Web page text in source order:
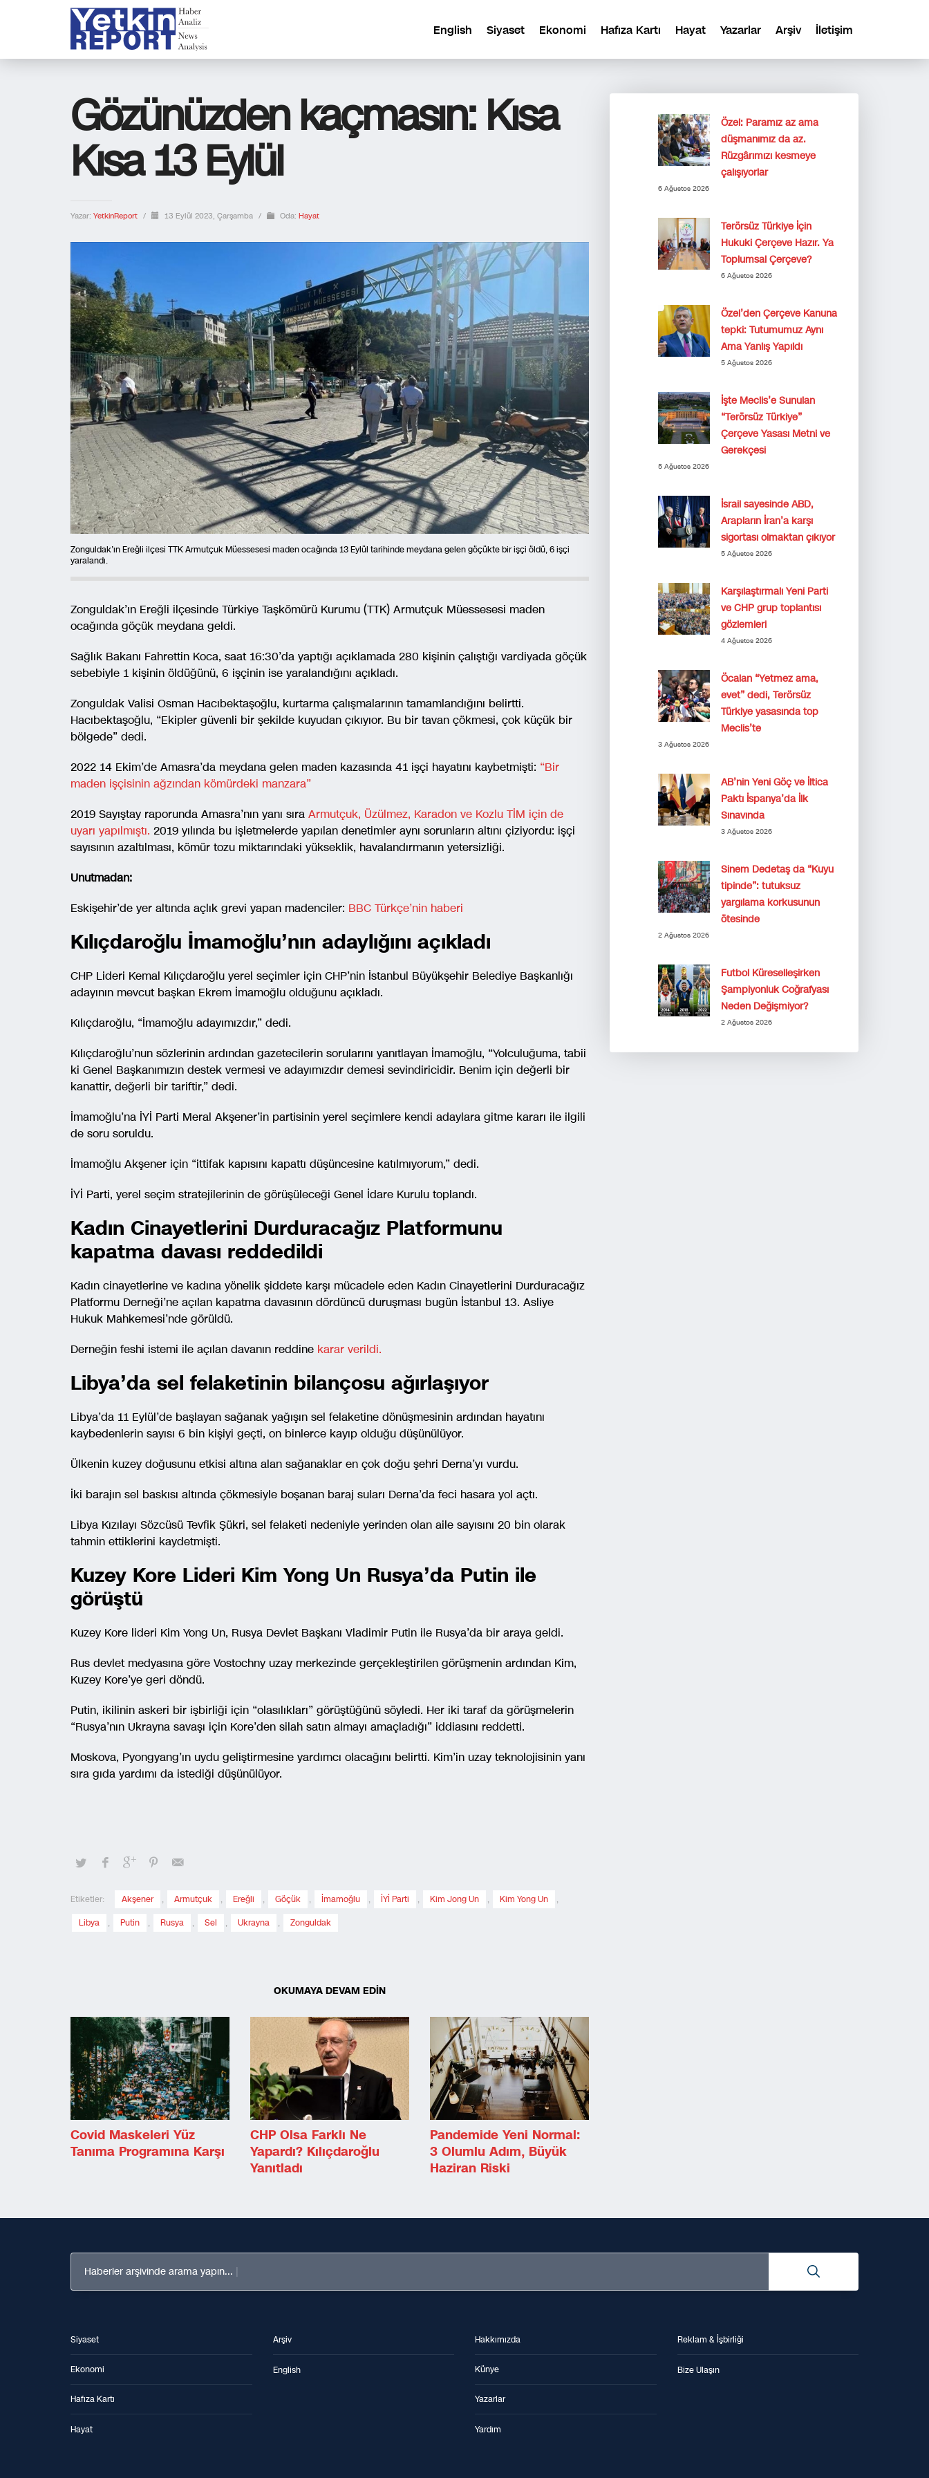
English Siyaset Ekonomi Hafıza Kartı Hayat Yazarlar Arşiv İletişim
Gözünüzden kaçmasın: Kısa
Kısa 13 Eylül
Yazar: YetkinReport / 13 Eylül 2023, Çarşamba / Oda: Hayat
Zonguldak’ın Ereğli ilçesi TTK Armutçuk Müessesesi maden ocağında 13 Eylül tarihinde meydana gelen göçükte bir işçi öldü, 6 işçi
yaralandı.
Zonguldak’ın Ereğli ilçesinde Türkiye Taşkömürü Kurumu (TTK) Armutçuk Müessesesi maden
ocağında göçük meydana geldi.
Sağlık Bakanı Fahrettin Koca, saat 16:30’da yaptığı açıklamada 280 kişinin çalıştığı vardiyada göçük
sebebiyle 1 kişinin öldüğünü, 6 işçinin ise yaralandığını açıkladı.
Zonguldak Valisi Osman Hacıbektaşoğlu, kurtarma çalışmalarının tamamlandığını belirtti.
Hacıbektaşoğlu, “Ekipler güvenli bir şekilde kuyudan çıkıyıor. Bu bir tavan çökmesi, çok küçük bir
bölgede” dedi.
2022 14 Ekim’de Amasra’da meydana gelen maden kazasında 41 işçi hayatını kaybetmişti: “Bir
maden işçisinin ağzından kömürdeki manzara”
2019 Sayıştay raporunda Amasra’nın yanı sıra Armutçuk, Üzülmez, Karadon ve Kozlu TİM için de
uyarı yapılmıştı. 2019 yılında bu işletmelerde yapılan denetimler aynı sorunların altını çiziyordu: işçi
sayısının azaltılması, kömür tozu miktarındaki yükseklik, havalandırmanın yetersizliği.
Unutmadan:
Eskişehir’de yer altında açlık grevi yapan madenciler: BBC Türkçe’nin haberi
Kılıçdaroğlu İmamoğlu’nın adaylığını açıkladı
CHP Lideri Kemal Kılıçdaroğlu yerel seçimler için CHP’nin İstanbul Büyükşehir Belediye Başkanlığı
adayının mevcut başkan Ekrem İmamoğlu olduğunu açıkladı.
Kılıçdaroğlu, “İmamoğlu adayımızdır,” dedi.
Kılıçdaroğlu’nun sözlerinin ardından gazetecilerin sorularını yanıtlayan İmamoğlu, “Yolculuğuma, tabii
ki Genel Başkanımızın destek vermesi ve adayımızdır demesi sevindiricidir. Benim için değerli bir
kanattir, değerli bir tariftir,” dedi.
İmamoğlu’na İYİ Parti Meral Akşener’in partisinin yerel seçimlere kendi adaylara gitme kararı ile ilgili
de soru soruldu.
İmamoğlu Akşener için “ittifak kapısını kapattı düşüncesine katılmıyorum,” dedi.
İYİ Parti, yerel seçim stratejilerinin de görüşüleceği Genel İdare Kurulu toplandı.
Kadın Cinayetlerini Durduracağız Platformunu
kapatma davası reddedildi
Kadın cinayetlerine ve kadına yönelik şiddete karşı mücadele eden Kadın Cinayetlerini Durduracağız
Platformu Derneği’ne açılan kapatma davasının dördüncü duruşması bugün İstanbul 13. Asliye
Hukuk Mahkemesi’nde görüldü.
Derneğin feshi istemi ile açılan davanın reddine karar verildi.
Libya’da sel felaketinin bilançosu ağırlaşıyor
Libya’da 11 Eylül’de başlayan sağanak yağışın sel felaketine dönüşmesinin ardından hayatını
kaybedenlerin sayısı 6 bin kişiyi geçti, on binlerce kayıp olduğu düşünülüyor.
Ülkenin kuzey doğusunu etkisi altına alan sağanaklar en çok doğu şehri Derna’yı vurdu.
İki barajın sel baskısı altında çökmesiyle boşanan baraj suları Derna’da feci hasara yol açtı.
Libya Kızılayı Sözcüsü Tevfik Şükri, sel felaketi nedeniyle yerinden olan aile sayısını 20 bin olarak
tahmin ettiklerini kaydetmişti.
Kuzey Kore Lideri Kim Yong Un Rusya’da Putin ile
görüştü
Kuzey Kore lideri Kim Yong Un, Rusya Devlet Başkanı Vladimir Putin ile Rusya’da bir araya geldi.
Rus devlet medyasına göre Vostochny uzay merkezinde gerçekleştirilen görüşmenin ardından Kim,
Kuzey Kore’ye geri döndü.
Putin, ikilinin askeri bir işbirliği için “olasılıkları” görüştüğünü söyledi. Her iki taraf da görüşmelerin
“Rusya’nın Ukrayna savaşı için Kore’den silah satın almayı amaçladığı” iddiasını reddetti.
Moskova, Pyongyang’ın uydu geliştirmesine yardımcı olacağını belirtti. Kim’in uzay teknolojisinin yanı
sıra gıda yardımı da istediği düşünülüyor.
Etiketler: Akşener , Armutçuk , Ereğli , Göçük , İmamoğlu , İYİ Parti , Kim Jong Un , Kim Yong Un ,
Libya , Putin , Rusya , Sel , Ukrayna , Zonguldak
OKUMAYA DEVAM EDİN
Covid Maskeleri Yüz
Tanıma Programına Karşı
CHP Olsa Farklı Ne
Yapardı? Kılıçdaroğlu
Yanıtladı
Pandemide Yeni Normal:
3 Olumlu Adım, Büyük
Haziran Riski
Özel: Paramız az ama
düşmanımız da az.
Rüzgârımızı kesmeye
çalışıyorlar
6 Ağustos 2026
Terörsüz Türkiye İçin
Hukuki Çerçeve Hazır. Ya
Toplumsal Çerçeve?
6 Ağustos 2026
Özel’den Çerçeve Kanuna
tepki: Tutumumuz Aynı
Ama Yanlış Yapıldı
5 Ağustos 2026
İşte Meclis’e Sunulan
“Terörsüz Türkiye”
Çerçeve Yasası Metni ve
Gerekçesi
5 Ağustos 2026
İsrail sayesinde ABD,
Arapların İran’a karşı
sigortası olmaktan çıkıyor
5 Ağustos 2026
Karşılaştırmalı Yeni Parti
ve CHP grup toplantısı
gözlemleri
4 Ağustos 2026
Öcalan “Yetmez ama,
evet” dedi, Terörsüz
Türkiye yasasında top
Meclis’te
3 Ağustos 2026
AB’nin Yeni Göç ve İltica
Paktı İspanya’da İlk
Sınavında
3 Ağustos 2026
Sinem Dedetaş da “Kuyu
tipinde”: tutuksuz
yargılama korkusunun
ötesinde
2 Ağustos 2026
Futbol Küreselleşirken
Şampiyonluk Coğrafyası
Neden Değişmiyor?
2 Ağustos 2026
Haberler arşivinde arama yapın...
Siyaset
Ekonomi
Hafıza Kartı
Hayat
Arşiv
English
Hakkımızda
Künye
Yazarlar
Yardım
Reklam & İşbirliği
Bize Ulaşın